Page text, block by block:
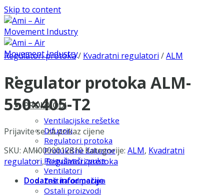
Skip to content
PROIZVODI
Ventilacijske rešetke
Difuzori
Regulatori protoka
Protukišne žaluzine
Prigušivači zvuka
Ventilatori
Zaštita od požara
Ostali proizvodi
Regulatori protoka/ Kvadratni regulatori /ALM
Regulator protoka ALM-
550×405-T2
Prijavite se za prikaz cijene
SKU: AMI0000012810 Kategorije: ALM, Kvadratni
regulatori,Regulatori protoka
Dodatne informacije